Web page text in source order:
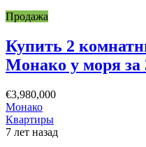
Продажа
Купить 2
Монако у моря за
€3,980,000
Монако
Квартиры
7 лет назад